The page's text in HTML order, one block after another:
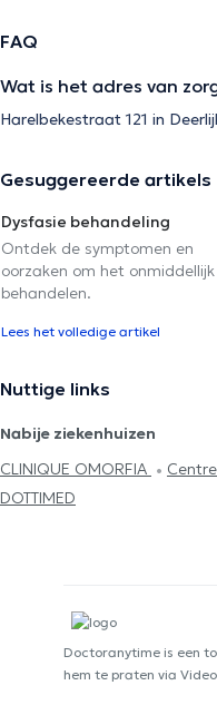
FAQ
Wat is het adres van
Harelbekestraat 121 in
Gesuggereerde artikels
Dysfasie behandeling
Ontdek de symptomen en
oorzaken om het
behandelen.
Lees het volledige artikel
Nuttige links
Nabije ziekenhuizen
CLINIQUE OMORFIA
DOTTIMED
Doctoranytime is een
hem te praten via